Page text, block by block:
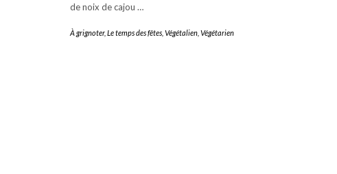
de noix de cajou …
À grignoter, Le temps des fêtes Végétalien Végétarien